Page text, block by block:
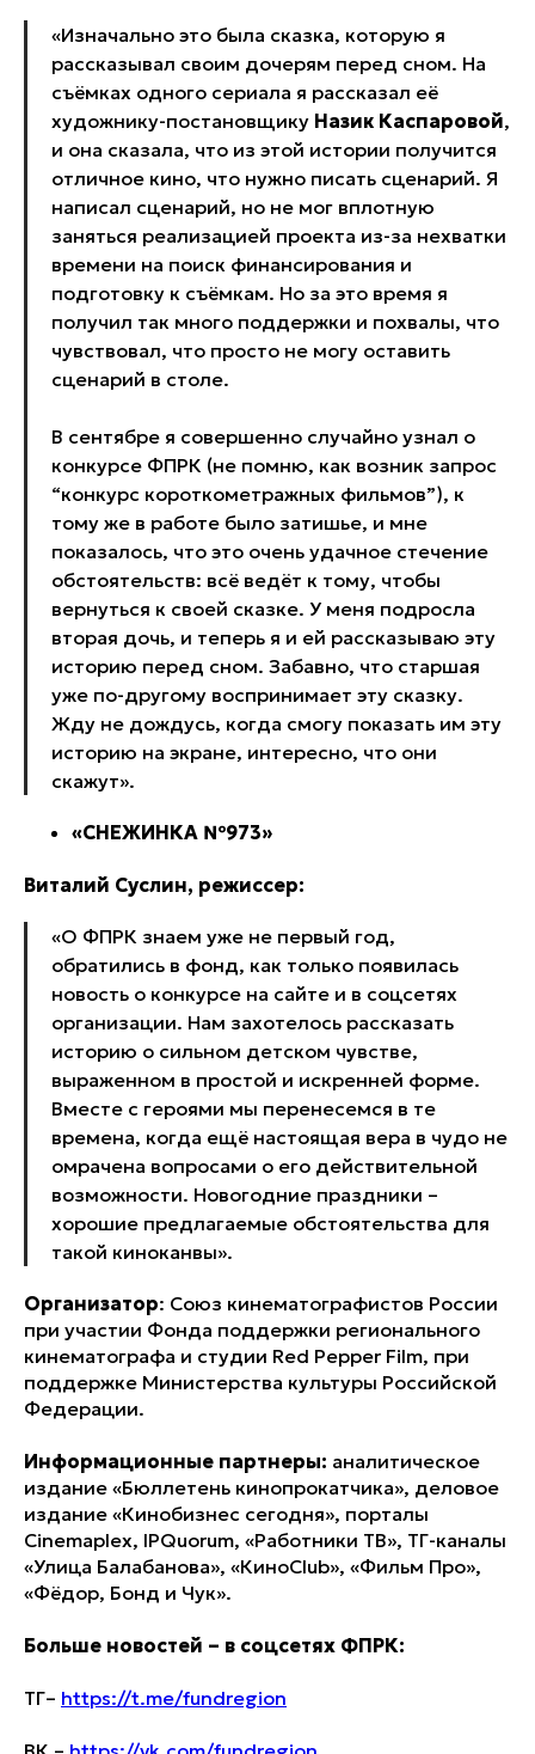
«Изначально это была сказка, которую я
рассказывал своим дочерям перед сном. На
съёмках одного сериала я рассказал её
художнику-постановщику Назик Каспаровой,
и она сказала, что из этой истории получится
отличное кино, что нужно писать сценарий. Я
написал сценарий, но не мог вплотную
заняться реализацией проекта из-за нехватки
времени на поиск финансирования и
подготовку к съёмкам. Но за это время я
получил так много поддержки и похвалы, что
чувствовал, что просто не могу оставить
сценарий в столе.
В сентябре я совершенно случайно узнал о
конкурсе ФПРК (не помню, как возник запрос
“конкурс короткометражных фильмов”), к
тому же в работе было затишье, и мне
показалось, что это очень удачное стечение
обстоятельств: всё ведёт к тому, чтобы
вернуться к своей сказке. У меня подросла
вторая дочь, и теперь я и ей рассказываю эту
историю перед сном. Забавно, что старшая
уже по-другому воспринимает эту сказку.
Жду не дождусь, когда смогу показать им эту
историю на экране, интересно, что они
скажут».
«СНЕЖИНКА №973»
Виталий Суслин, режиссер:
«О ФПРК знаем уже не первый год,
обратились в фонд, как только появилась
новость о конкурсе на сайте и в соцсетях
организации. Нам захотелось рассказать
историю о сильном детском чувстве,
выраженном в простой и искренней форме.
Вместе с героями мы перенесемся в те
времена, когда ещё настоящая вера в чудо не
омрачена вопросами о его действительной
возможности. Новогодние праздники –
хорошие предлагаемые обстоятельства для
такой киноканвы».
Организатор: Союз кинематографистов России
при участии Фонда поддержки регионального
кинематографа и студии Red Pepper Film, при
поддержке Министерства культуры Российской
Федерации.
Информационные партнеры: аналитическое
издание «Бюллетень кинопрокатчика», деловое
издание «Кинобизнес сегодня», порталы
Cinemaplex, IPQuorum, «Работники ТВ», ТГ-каналы
«Улица Балабанова», «КиноClub», «Фильм Про»,
«Фёдор, Бонд и Чук».
Больше новостей – в соцсетях ФПРК:
ТГ– https://t.me/fundregion